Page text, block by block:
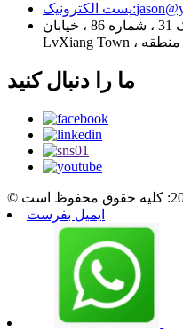
پست الکترونیک:
اتاق 3798 ، بلوک 31 ، شماره 86 ، خیابان XiNan ،
ما را دنبال کنید
ایمیل بفرست